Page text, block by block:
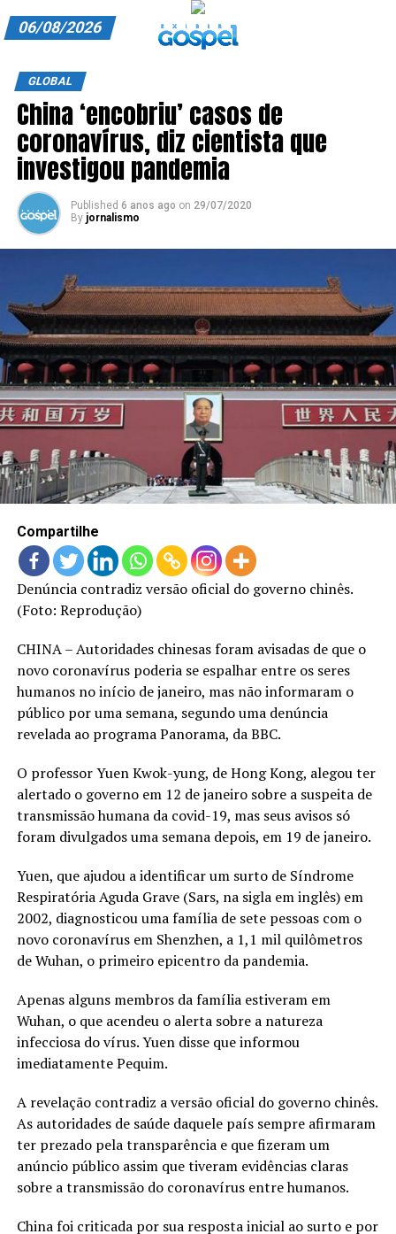
ANUNCIE CONOSCO
ASSINE
CARRINHO
EDITORIAL
EXPEDIENTE
FINALIZAR COMPRA
HOME
LANÇAMENTOS
06/08/2026
GLOBAL
China ‘encobriu’ casos de
coronavírus, diz cientista que
investigou pandemia
Published 6 anos ago on 29/07/2020
By jornalismo
Compartilhe
Denúncia contradiz versão oficial do governo chinês.
(Foto: Reprodução)
CHINA – Autoridades chinesas foram avisadas de que o
novo coronavírus poderia se espalhar entre os seres
humanos no início de janeiro, mas não informaram o
público por uma semana, segundo uma denúncia
revelada ao programa Panorama, da BBC.
O professor Yuen Kwok-yung, de Hong Kong, alegou ter
alertado o governo em 12 de janeiro sobre a suspeita de
transmissão humana da covid-19, mas seus avisos só
foram divulgados uma semana depois, em 19 de janeiro.
Yuen, que ajudou a identificar um surto de Síndrome
Respiratória Aguda Grave (Sars, na sigla em inglês) em
2002, diagnosticou uma família de sete pessoas com o
novo coronavírus em Shenzhen, a 1,1 mil quilômetros
de Wuhan, o primeiro epicentro da pandemia.
Apenas alguns membros da família estiveram em
Wuhan, o que acendeu o alerta sobre a natureza
infecciosa do vírus. Yuen disse que informou
imediatamente Pequim.
A revelação contradiz a versão oficial do governo chinês.
As autoridades de saúde daquele país sempre afirmaram
ter prezado pela transparência e que fizeram um
anúncio público assim que tiveram evidências claras
sobre a transmissão do coronavírus entre humanos.
China foi criticada por sua resposta inicial ao surto e por